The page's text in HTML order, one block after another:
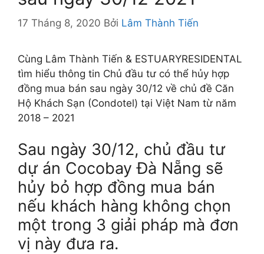
17 Tháng 8, 2020 Bởi Lâm Thành Tiến
Cùng Lâm Thành Tiến & ESTUARYRESIDENTAL
tìm hiểu thông tin Chủ đầu tư có thể hủy hợp
đồng mua bán sau ngày 30/12 về chủ đề Căn
Hộ Khách Sạn (Condotel) tại Việt Nam từ năm
2018 – 2021
Sau ngày 30/12, chủ đầu tư
dự án Cocobay Đà Nẵng sẽ
hủy bỏ hợp đồng mua bán
nếu khách hàng không chọn
một trong 3 giải pháp mà đơn
vị này đưa ra.